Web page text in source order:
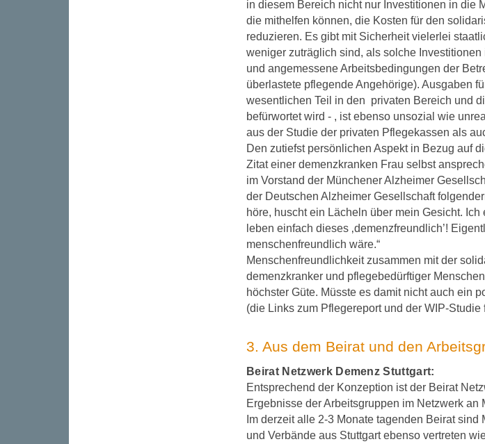
in diesem Bereich nicht nur Investitionen in die
die mithelfen können, die Kosten für den
reduzieren. Es gibt mit Sicherheit vielerlei
weniger zuträglich sind, als solche
und angemessene Arbeitsbedingungen der
überlastete pflegende Angehörige). Ausgaben
wesentlichen Teil in den privaten Bereich und
befürwortet wird - , ist ebenso unsozial wie
aus der Studie der privaten Pflegekassen als
Den zutiefst persönlichen Aspekt in Bezug auf
Zitat einer demenzkranken Frau selbst
im Vorstand der Münchener Alzheimer
der Deutschen Alzheimer Gesellschaft
höre, huscht ein Lächeln über mein Gesicht.
leben einfach dieses ‚demenzfreundlich’!
menschenfreundlich wäre.“
Menschenfreundlichkeit zusammen mit der
demenzkranker und pflegebedürftiger
höchster Güte. Müsste es damit nicht auch ein
(die Links zum Pflegereport und der WIP-
3. Aus dem Beirat und den
Beirat Netzwerk Demenz Stuttgart:
Entsprechend der Konzeption ist der Beirat
Ergebnisse der Arbeitsgruppen im Netzwerk
Im derzeit alle 2-3 Monate tagenden Beirat
und Verbände aus Stuttgart ebenso vertreten